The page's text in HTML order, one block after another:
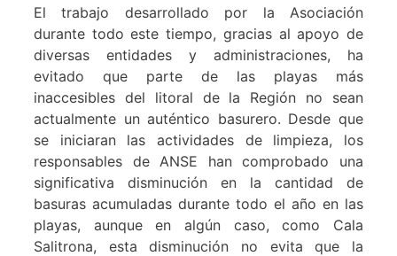
El trabajo desarrollado por la Asociación
durante todo este tiempo, gracias al apoyo de
diversas entidades y administraciones, ha
evitado que parte de las playas más
inaccesibles del litoral de la Región no sean
actualmente un auténtico basurero. Desde que
se iniciaran las actividades de limpieza, los
responsables de ANSE han comprobado una
significativa disminución en la cantidad de
basuras acumuladas durante todo el año en las
playas, aunque en algún caso, como Cala
Salitrona, esta disminución no evita que la